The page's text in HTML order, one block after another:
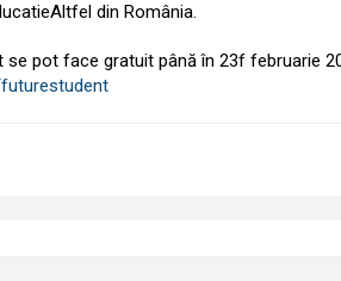
din România.
se pot face gratuit până în 23f februarie